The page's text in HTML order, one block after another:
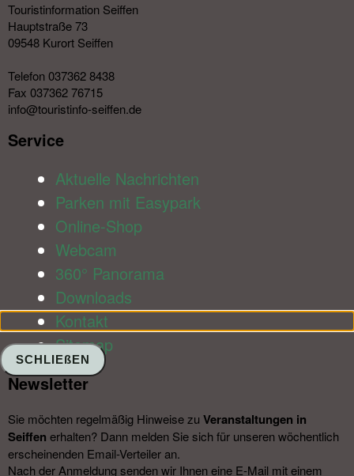
Touristinformation Seiffen
Hauptstraße 73
09548 Kurort Seiffen
Telefon 037362 8438
Fax 037362 76715
info@touristinfo-seiffen.de
Service​
Aktuelle Nachrichten
Parken mit Easypark
Online-Shop
Webcam
360° Panorama
Downloads
Kontakt
Sitemap
Newsletter​
Sie möchten regelmäßig Hinweise zu Veranstal­tungen in
Seiffen erhalten? Dann melden Sie sich für unseren wöchentlich
erscheinenden Email-Verteiler an.
Nach der Anmeldung senden wir Ihnen eine E-Mail mit einem
SCHLIEßEN